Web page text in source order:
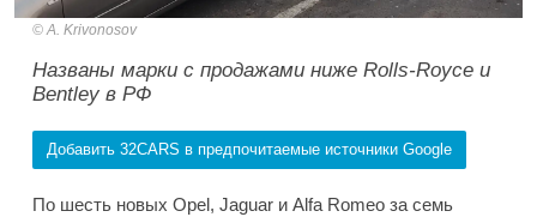
A. Krivonosov
Названы марки с продажами ниже Rolls-Royce и
Bentley в РФ
Добавить 32CARS в предпочитаемые источники Google
По шесть новых Opel, Jaguar и Alfa Romeo за семь